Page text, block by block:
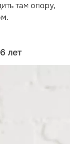
там опору,
лет